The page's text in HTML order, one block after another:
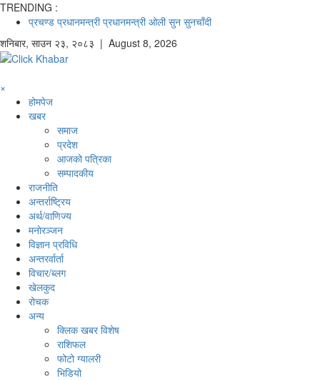
TRENDING :
प्रचण्ड प्रधानमन्त्री प्रधानमन्त्री ओली सुन सुनचाँदी
शनिबार, साउन २३, २०८३ | August 8, 2026
×
होमपेज
खबर
समाज
प्रदेश
आजको पत्रिका
सम्पादकीय
राजनीति
अन्तर्राष्ट्रिय
अर्थ/वाणिज्य
मनाेरञ्जन
विज्ञान प्रविधि
अन्तरर्वार्ता
विचार/ब्लग
खेलकुद
रोचक
अन्य
क्लिक खबर विशेष
राशिफल
फोटो ग्यालरी
भिडियो